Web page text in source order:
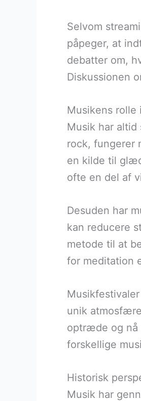
Selvom
påpeger, at
debatter om,
Diskussionen
Musikens rolle
Musik har
rock, fungerer
en kilde til
ofte en del af
Desuden har
kan reducere
metode til at
for meditation
unik
optræde og nå
forskellige
Historisk
Musik har